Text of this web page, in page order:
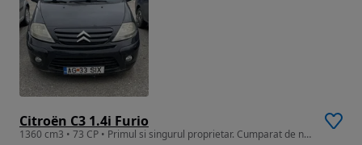
Citroën C3 1.4i Furio
1360 cm3 • 73 CP • Primul si singurul proprietar. Cumparat de nou din Romania